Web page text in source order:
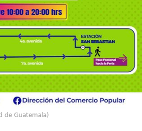
de Guatemala)